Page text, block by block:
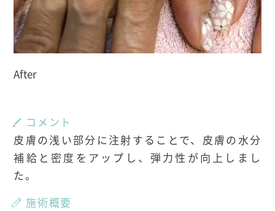
After
コメント
皮膚の浅い部分に注射することで、皮膚の水分
補給と密度をアップし、弾力性が向上しまし
た。
施術概要